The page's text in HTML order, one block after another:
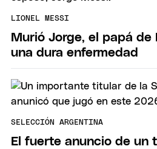
LIONEL MESSI
Murió Jorge, el papá de
una dura enfermedad
SELECCIÓN ARGENTINA
El fuerte anuncio de un